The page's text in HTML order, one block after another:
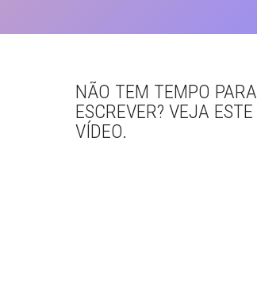
NÃO TEM TEMPO PARA
ESCREVER? VEJA ESTE
VÍDEO.